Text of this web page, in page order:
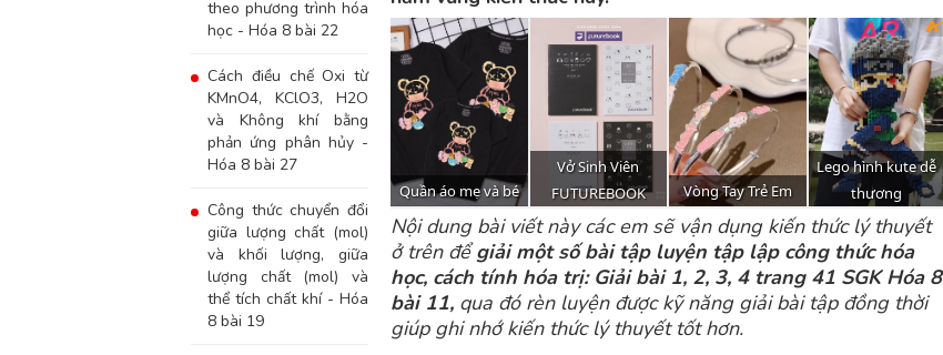
theo phương trình hóa
học - Hóa 8 bài 22
Cách điều chế Oxi từ
KMnO4, KClO3, H2O
và Không khí bằng
phản ứng phân hủy -
Hóa 8 bài 27
Công thức chuyển đổi
giữa lượng chất (mol)
và khối lượng, giữa
lượng chất (mol) và
thể tích chất khí - Hóa
8 bài 19
Nội dung bài viết này các em sẽ vận dụng kiến thức lý thuyết
ở trên đểgiải một số bài tập luyện tập lập công thức hóa
học, cách tính hóa trị: Giải bài 1, 2, 3, 4 trang 41 SGK Hóa 8
bài 11, qua đó rèn luyện được kỹ năng giải bài tập đồng thời
giúp ghi nhớ kiến thức lý thuyết tốt hơn.